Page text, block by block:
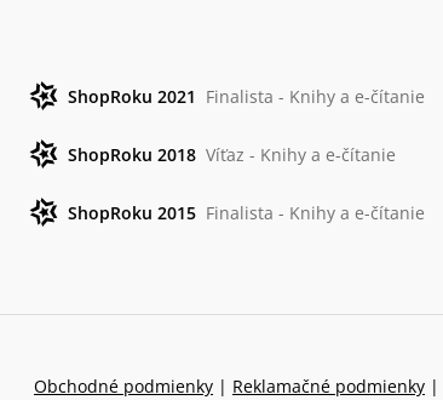
ShopRoku 2021 Finalista - Knihy a e-čítanie
ShopRoku 2018 Víťaz - Knihy a e-čítanie
ShopRoku 2015 Finalista - Knihy a e-čítanie
Obchodné podmienky | Reklamačné podmienky |